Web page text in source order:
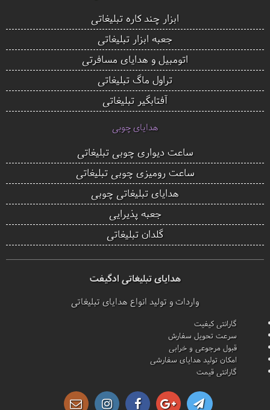
ابزار چند کاره تبلیغاتی
جعبه ابزار تبلیغاتی
اتومبیل و هدایای مسافرتی
تراول ماگ تبلیغاتی
آفتابگیر تبلیغاتی
هدایای چوبی
ساعت دیواری چوبی تبلیغاتی
ساعت رومیزی چوبی تبلیغاتی
هدایای تبلیغاتی چوبی
جعبه پذیرایی
گلدان تبلیغاتی
هدایای تبلیغاتی ادگیفت
واردات و تولید انواع هدایای تبلیغاتی
گارانتی کیفیت
سرعت تحویل سفارش
قبول مرجوعی و خرابی
امکان تولید هدایای سفارشی
گارانتی قیمت